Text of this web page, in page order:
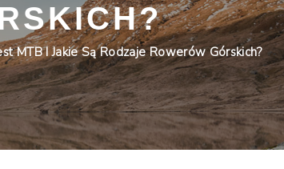
MTB I Jakie Są Rodzaje Rowerów Górskich?